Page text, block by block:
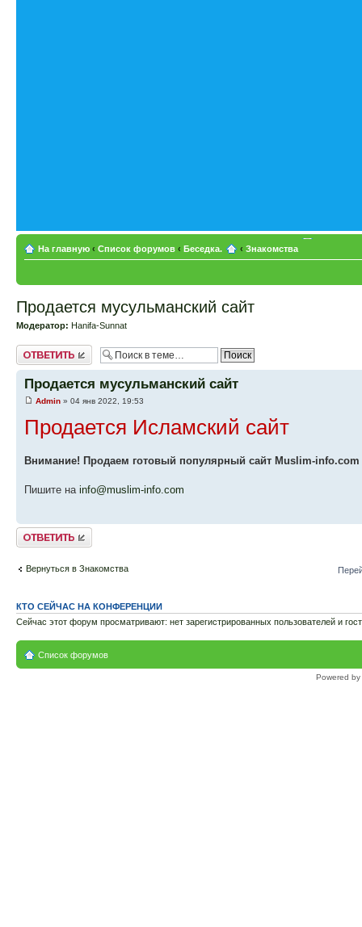
На главную ‹ Список форумов ‹ Беседка. ‹ Знакомства
Продается мусульманский сайт
Модератор: Hanifa-Sunnat
Ответить
Продается мусульманский сайт
Admin » 04 янв 2022, 19:53
Продается Исламский сайт
Внимание! Продаем готовый популярный сайт Muslim-
Пишите на info@muslim-info.com
Ответить
Вернуться в Знакомства
КТО СЕЙЧАС НА КОНФЕРЕНЦИИ
Сейчас этот форум просматривают: нет зарегистрированных пользователей и
Список форумов
Powered by